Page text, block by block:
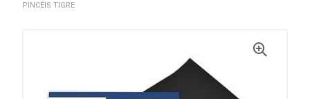
PINCÉIS TIGRE